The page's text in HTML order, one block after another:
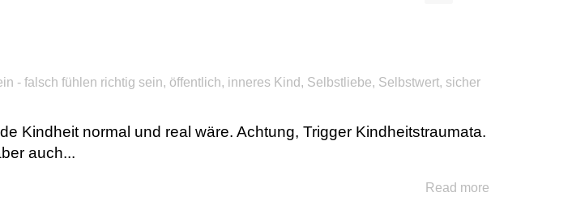
- falsch fühlen richtig sein, öffentlich, inneres Kind, Selbstliebe, Selbstwert, sicher
Kindheit normal und real wäre. Achtung, Trigger Kindheitstraumata.
auch...
Read more